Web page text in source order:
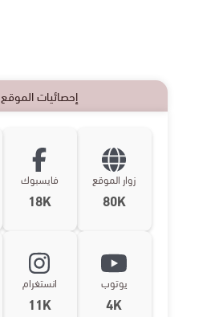
إحصائيات الموقع
زوار الموقع
80K
فايسبوك
18K
يوتوب
4K
انستغرام
11K